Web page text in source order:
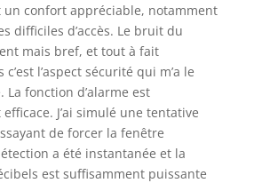
un confort appréciable, notamment
difficiles d’accès. Le bruit du
mais bref, et tout à fait
l’aspect sécurité qui m’a le
La fonction d’alarme est
J’ai simulé une tentative
de forcer la fenêtre
a été instantanée et la
est suffisamment puissante